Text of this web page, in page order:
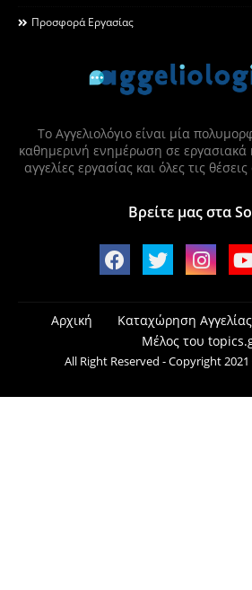
Προσφορά Εργασίας
Το Αγγελιολόγιο είναι μία
καθημερινή ενημέρωση σε εργασιακά
αγγελίες εργασίας και όλες τις
Βρείτε μας στα
Αρχική Καταχώρηση Αγγελίας
Μέλος του
All Right Reserved - Copyright 2021